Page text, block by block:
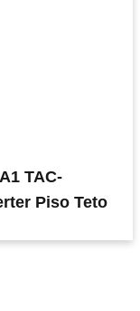
TAC-
Piso Teto